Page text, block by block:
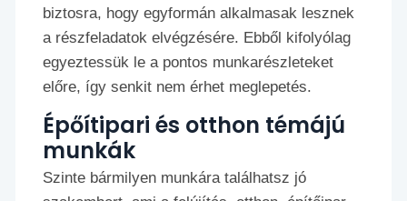
biztosra, hogy egyformán alkalmasak lesznek
a részfeladatok elvégzésére. Ebből kifolyólag
egyeztessük le a pontos munkarészleteket
előre, így senkit nem érhet meglepetés.
Épőítipari és otthon témájú
munkák
Szinte bármilyen munkára találhatsz jó